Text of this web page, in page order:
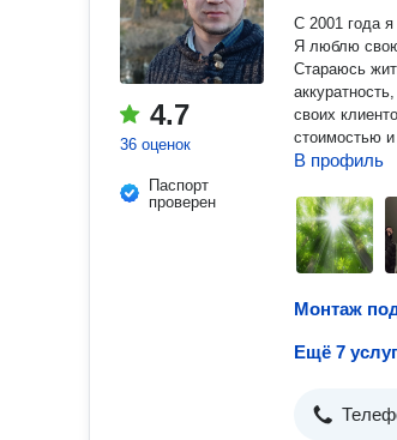
4.7
36 оценок
Паспорт
проверен
С 2001 года
Я люблю свою
Стараюсь
аккуратность,
своих
стоимостью
В профиль
Ещё 7 услуг